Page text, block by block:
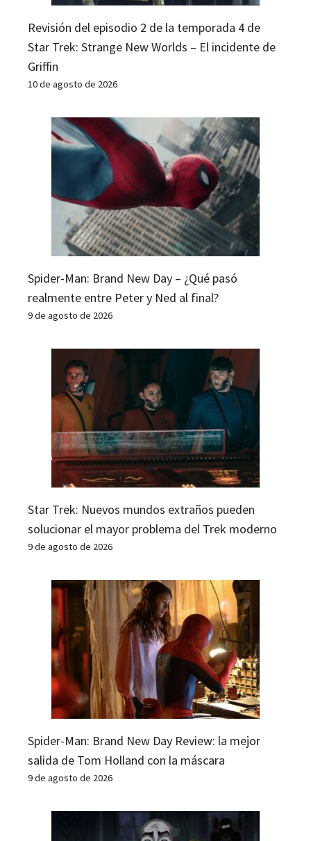
Revisión del episodio 2 de la temporada 4 de
Star Trek: Strange New Worlds – El incidente de
Griffin
10 de agosto de 2026
Spider-Man: Brand New Day – ¿Qué pasó
realmente entre Peter y Ned al final?
9 de agosto de 2026
Star Trek: Nuevos mundos extraños pueden
solucionar el mayor problema del Trek moderno
9 de agosto de 2026
Spider-Man: Brand New Day Review: la mejor
salida de Tom Holland con la máscara
9 de agosto de 2026